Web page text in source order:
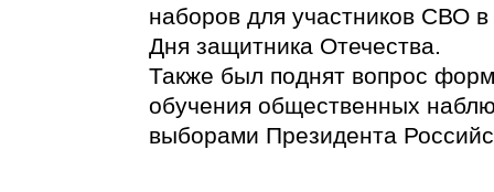
наборов для участников СВО в
Дня защитника Отечества.
Также был поднят вопрос
обучения общественных
выборами Президента